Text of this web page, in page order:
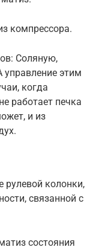
компрессора.
Соляную,
этим
когда
работает печка
и из
рулевой колонки,
связанной с
состояния